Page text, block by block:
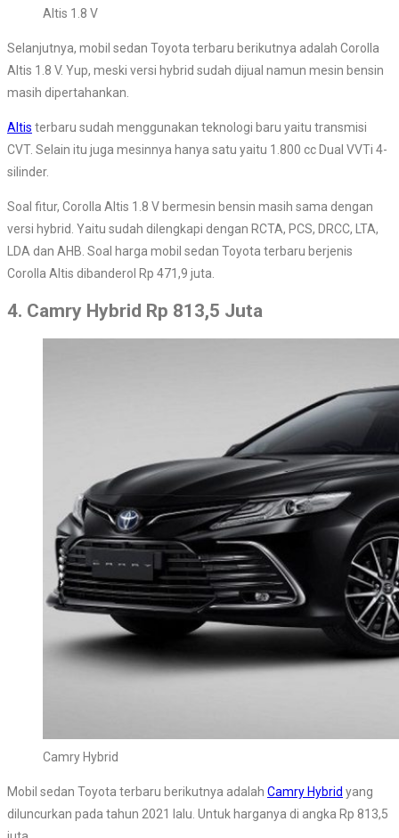
Altis 1.8 V
Selanjutnya, mobil sedan Toyota terbaru berikutnya adalah Corolla
Altis 1.8 V. Yup, meski versi hybrid sudah dijual namun mesin bensin
masih dipertahankan.
Altis terbaru sudah menggunakan teknologi baru yaitu transmisi
CVT. Selain itu juga mesinnya hanya satu yaitu 1.800 cc Dual VVTi 4-
silinder.
Soal fitur, Corolla Altis 1.8 V bermesin bensin masih sama dengan
versi hybrid. Yaitu sudah dilengkapi dengan RCTA, PCS, DRCC, LTA,
LDA dan AHB. Soal harga mobil sedan Toyota terbaru berjenis
Corolla Altis dibanderol Rp 471,9 juta.
4. Camry Hybrid Rp 813,5 Juta
Camry Hybrid
Mobil sedan Toyota terbaru berikutnya adalah Camry Hybrid yang
diluncurkan pada tahun 2021 lalu. Untuk harganya di angka Rp 813,5